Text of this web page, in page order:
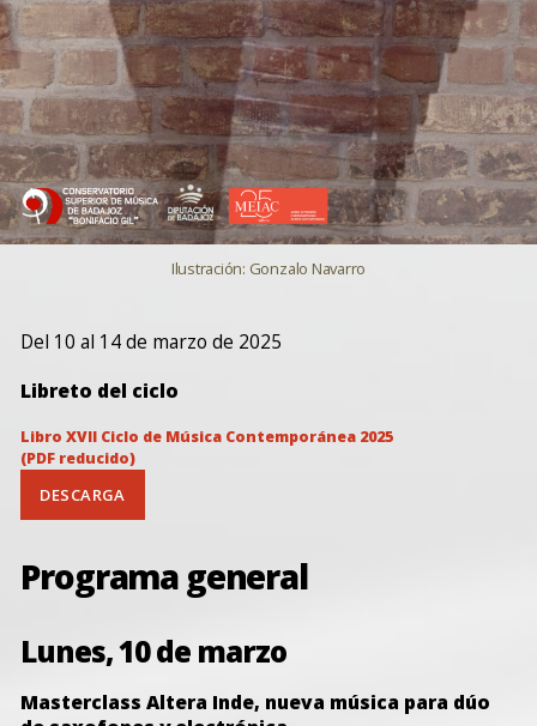
Ilustración: Gonzalo Navarro
Del 10 al 14 de marzo de 2025
Libreto del ciclo
Libro XVII Ciclo de Música Contemporánea 2025
(PDF reducido)
DESCARGA
Programa general
Lunes, 10 de marzo
Masterclass Altera Inde, nueva música para dúo